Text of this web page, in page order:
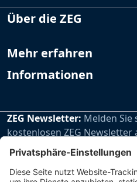
Über die ZEG
Mehr erfahren
Informationen
ZEG Newsletter: Melden Sie
kostenlosen ZEG
den extra Vorteilen unseres
Newsletters.